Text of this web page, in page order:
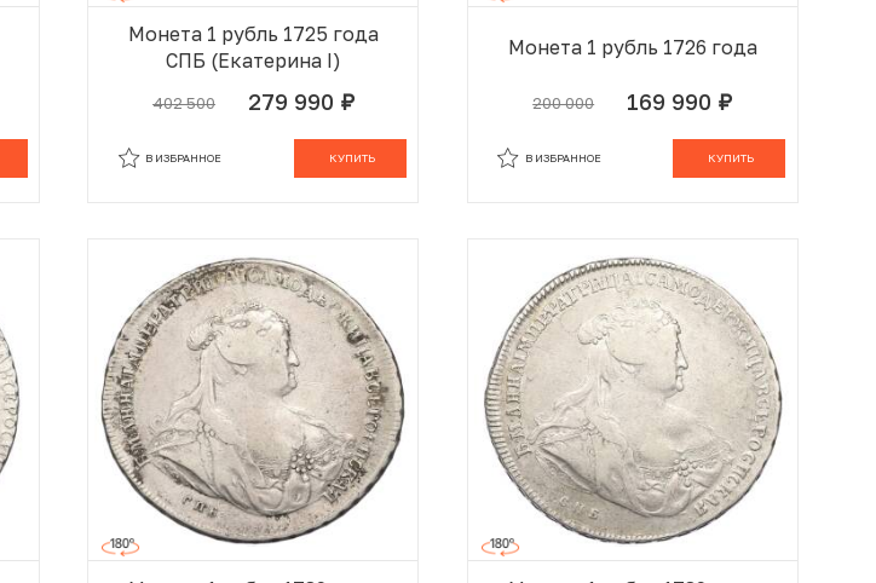
Монета 1 рубль 1725 года
СПБ (Екатерина I)
402 500 279 990 руб.
КУПИТЬ
В ИЗБРАННОЕ
Монета 1 рубль 1726 года
200 000 169 990 руб.
КУПИТЬ
В ИЗБРАННОЕ